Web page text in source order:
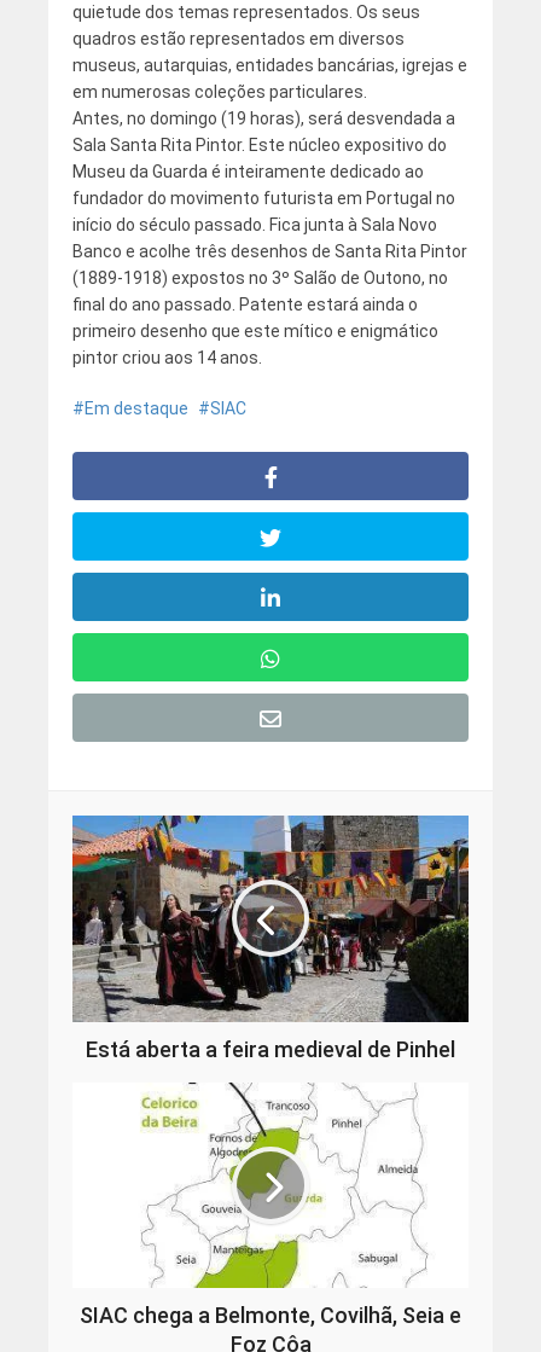
quietude dos temas representados. Os seus
quadros estão representados em diversos
museus, autarquias, entidades bancárias, igrejas e
em numerosas coleções particulares.
Antes, no domingo (19 horas), será desvendada a
Sala Santa Rita Pintor. Este núcleo expositivo do
Museu da Guarda é inteiramente dedicado ao
fundador do movimento futurista em Portugal no
início do século passado. Fica junta à Sala Novo
Banco e acolhe três desenhos de Santa Rita Pintor
(1889-1918) expostos no 3º Salão de Outono, no
final do ano passado. Patente estará ainda o
primeiro desenho que este mítico e enigmático
pintor criou aos 14 anos.
Em destaque SIAC
Está aberta a feira medieval de Pinhel
SIAC chega a Belmonte, Covilhã, Seia e
Foz Côa